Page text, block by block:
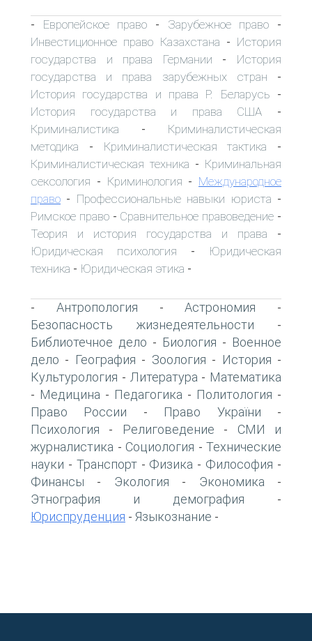
- Европейское право - Зарубежное право -
Инвестиционное право Казахстана - История
государства и права Германии - История
государства и права зарубежных стран -
История государства и права Р. Беларусь -
История государства и права США -
Криминалистика - Криминалистическая
методика - Криминалистическая тактика -
Криминалистическая техника - Криминальная
сексология - Криминология - Международное
право - Профессиональные навыки юриста -
Римское право- Сравнительное правоведение -
Теория и история государства и права -
Юридическая психология -
Юридическая
техника - Юридическая этика -
- Антропология -Астрономия -
Безопасность жизнедеятельности -
Библиотечное дело - Биология - Военное
дело - География - Зоология - История -
Культурология - Литература - Математика
- Медицина - Педагогика - Политология -
Право России - Право України -
Психология - Религоведение - СМИ и
журналистика - Социология - Технические
науки - Транспорт- Физика - Философия -
Финансы - Экология - Экономика -
Этнография и демография -
Юриспруденция - Языкознание -